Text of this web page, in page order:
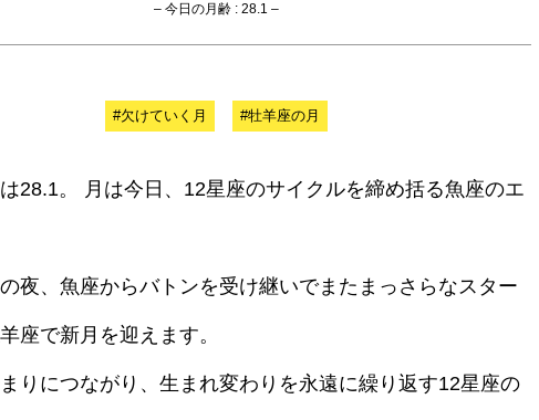
– 今日の月齢 : 28.1 –
#欠けていく月 #牡羊座の月
28.1。 月は今日、12星座のサイクルを締め括る魚座のエ
夜、魚座からバトンを受け継いでまたまっさらなスター
座で新月を迎えます。
りにつながり、生まれ変わりを永遠に繰り返す12星座の